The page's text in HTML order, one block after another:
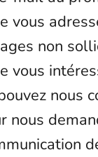
vous
non
vous
nous
nous